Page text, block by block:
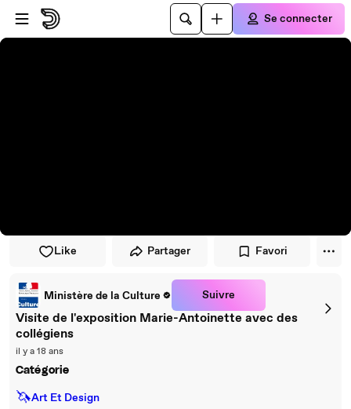
Passer au player
Passer au contenu principal
Se connecter
Like Partager Favori
Ministère de la Culture Suivre
Visite de l'exposition Marie-Antoinette avec des
collégiens
il y a 18 ans
Catégorie
🦄Art Et Design